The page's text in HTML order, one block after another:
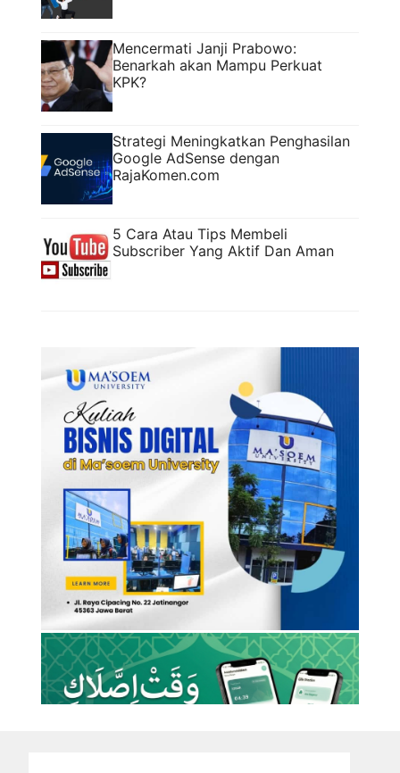
Mencermati Janji Prabowo:
Benarkah akan Mampu Perkuat
KPK?
Strategi Meningkatkan Penghasilan
Google AdSense dengan
RajaKomen.com
5 Cara Atau Tips Membeli
Subscriber Yang Aktif Dan Aman